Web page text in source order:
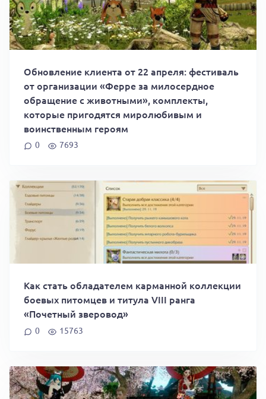
Обновление клиента от 22 апреля: фестиваль
от организации «Ферре за милосердное
обращение с животными», комплекты,
которые пригодятся миролюбивым и
воинственным героям
0 7693
Как стать обладателем карманной коллекции
боевых питомцев и титула VIII ранга
«Почетный зверовод»
0 15763